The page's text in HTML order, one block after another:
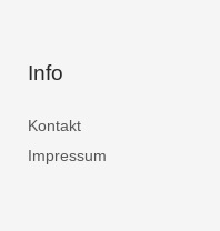
Info
Kontakt
Impressum